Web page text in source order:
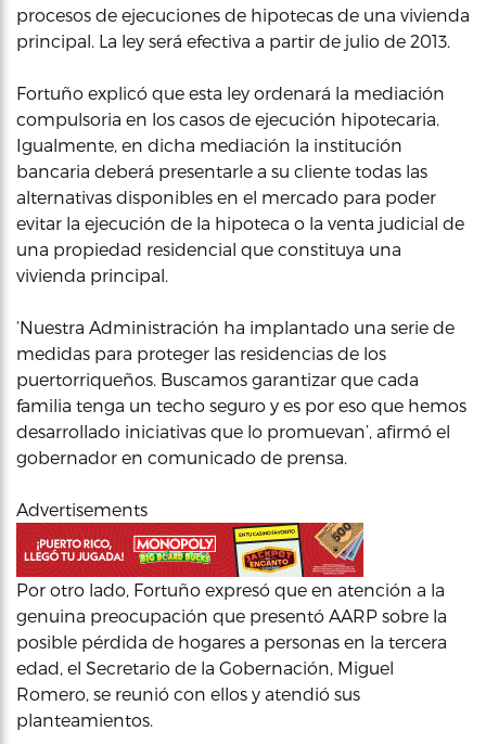
procesos de ejecuciones de hipotecas de una vivienda
principal. La ley será efectiva a partir de julio de 2013.
Fortuño explicó que esta ley ordenará la mediación
compulsoria en los casos de ejecución hipotecaria.
Igualmente, en dicha mediación la institución
bancaria deberá presentarle a su cliente todas las
alternativas disponibles en el mercado para poder
evitar la ejecución de la hipoteca o la venta judicial de
una propiedad residencial que constituya una
vivienda principal.
‘Nuestra Administración ha implantado una serie de
medidas para proteger las residencias de los
puertorriqueños. Buscamos garantizar que cada
familia tenga un techo seguro y es por eso que hemos
desarrollado iniciativas que lo promuevan’, afirmó el
gobernador en comunicado de prensa.
Advertisements
Por otro lado, Fortuño expresó que en atención a la
genuina preocupación que presentó AARP sobre la
posible pérdida de hogares a personas en la tercera
edad, el Secretario de la Gobernación, Miguel
Romero, se reunió con ellos y atendió sus
planteamientos.